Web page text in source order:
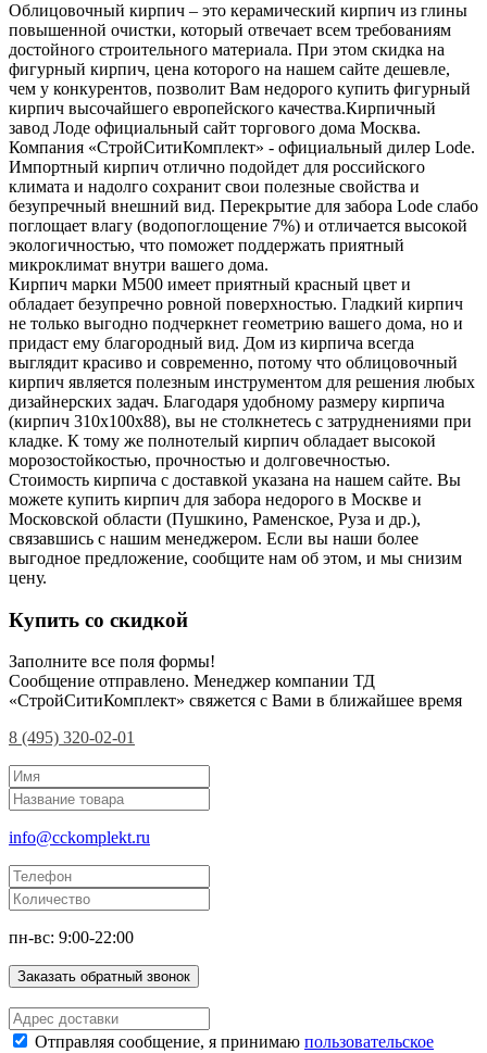
Облицовочный кирпич – это керамический кирпич из глины
повышенной очистки, который отвечает всем требованиям
достойного строительного материала. При этом скидка на
фигурный кирпич, цена которого на нашем сайте дешевле,
чем у конкурентов, позволит Вам недорого купить фигурный
кирпич высочайшего европейского качества.Кирпичный
завод Лоде официальный сайт торгового дома Москва.
Компания «СтройСитиКомплект» - официальный дилер Lode.
Импортный кирпич отлично подойдет для российского
климата и надолго сохранит свои полезные свойства и
безупречный внешний вид. Перекрытие для забора Lode слабо
поглощает влагу (водопоглощение 7%) и отличается высокой
экологичностью, что поможет поддержать приятный
микроклимат внутри вашего дома.
Кирпич марки М500 имеет приятный красный цвет и
обладает безупречно ровной поверхностью. Гладкий кирпич
не только выгодно подчеркнет геометрию вашего дома, но и
придаст ему благородный вид. Дом из кирпича всегда
выглядит красиво и современно, потому что облицовочный
кирпич является полезным инструментом для решения любых
дизайнерских задач. Благодаря удобному размеру кирпича
(кирпич 310х100х88), вы не столкнетесь с затруднениями при
кладке. К тому же полнотелый кирпич обладает высокой
морозостойкостью, прочностью и долговечностью.
Стоимость кирпича с доставкой указана на нашем сайте. Вы
можете купить кирпич для забора недорого в Москве и
Московской области (Пушкино, Раменское, Руза и др.),
связавшись с нашим менеджером. Если вы наши более
выгодное предложение, сообщите нам об этом, и мы снизим
цену.
Купить со скидкой
Заполните все поля формы!
Сообщение отправлено. Менеджер компании ТД
«СтройСитиКомплект» свяжется с Вами в ближайшее время
8 (495) 320-02-01
info@cckomplekt.ru
пн-вс: 9:00-22:00
Заказать обратный звонок
Отправляя сообщение, я принимаю пользовательское